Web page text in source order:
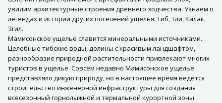
увидим архитектурные строения древнего зодчества. Узнаем о
легендах и истории других поселений ущелья: Тиб, Тли, Калак,
Згил.
Мамисонское ущелье славится минеральными источниками.
Целебные тибские воды, долины с красивым ландшафтом,
разнообразие природной растительности привлекают многих
туристов в ущелье. Совсем недавно Мамисонское ущелье
представляло дикую природу, но в настоящее время ведется
строительство инженерной инфраструктуры для создания
всесезонный горнолыжной и термальной курортной зоны.